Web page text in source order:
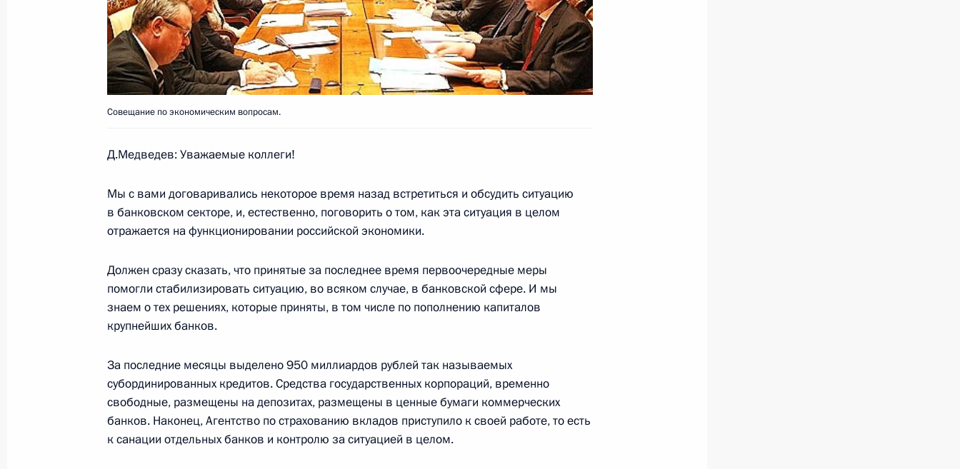
Совещание по экономическим вопросам
14 января 2009 года, 17:30 Московская область, Горки
1
Российской Федерации в Государственную корпорацию
государствах
14 января 2009 года, 16:50
Указом Президента Александр Фёдоров назначен первым
заместителем Министра юстиции
14 января 2009 года, 16:45
Указом Президента образована Госкомиссия по подготовке
к празднованию 200-летия победы в Отечественной войне
1812 года
Совещание по экономическим вопросам.
Д.Медведев: Уважаемые коллеги!
Мы с вами договаривались некоторое время назад встретиться и обсудить ситуацию
в банковском секторе, и, естественно, поговорить о том, как эта ситуация в целом
отражается на функционировании российской экономики.
Должен сразу сказать, что принятые за последнее время первоочередные меры
помогли стабилизировать ситуацию, во всяком случае, в банковской сфере. И мы
знаем о тех решениях, которые приняты, в том числе по пополнению капиталов
крупнейших банков.
За последние месяцы выделено 950 миллиардов рублей так называемых
субординированных кредитов. Средства государственных корпораций, временно
свободные, размещены на депозитах, размещены в ценные бумаги коммерческих
банков. Наконец, Агентство по страхованию вкладов приступило к своей работе, то есть
к санации отдельных банков и контролю за ситуацией в целом.